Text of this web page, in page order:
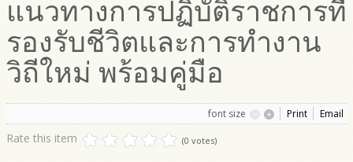
แนวทางการปฏิบัติราชการที่
รองรับชีวิตและการทำงาน
วิถีใหม่ พร้อมคู่มือ
font size Print Email
Rate this item (0 votes)